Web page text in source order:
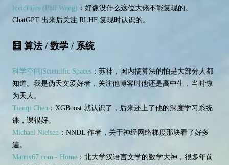
lucidrains (Phil Wang) ：好像没什么这位大佬不能复现的。
ChatGPT 出来后关注 RLHF 复现时认识的。
🧮 算法 / 数学 / 系统
科学空间|Scientific Spaces ：苏神，国内搞算法的怕是大部分人都
知道。我是伪天文爱好者，关注他博客时他还是高中生，当时惊
为天人。
Tianqi Chen ：XGBoost 就认识了，后来还上了他的深度学习系统
课，课很好。
Michael Nielsen ：NNDL 作者，关于神经网络梯度那块看了好多
遍。
Matrix67.com - Home ：北大学汉语言文学的数学大神，很多年前